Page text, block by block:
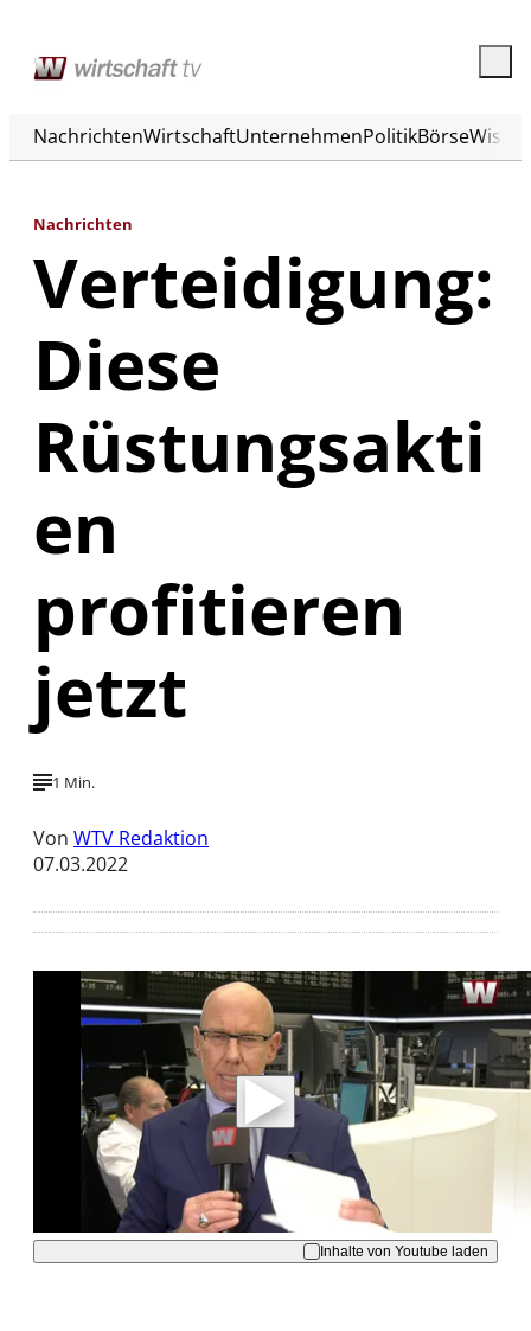
NachrichtenWirtschaftUnternehmenPolitikBörse
Nachrichten
Verteidigung:
Diese
Rüstungsakti
en
profitieren
jetzt
1 Min.
Von WTV Redaktion
07.03.2022
Mit der Wiedergabe dieses Videos werden
Daten an Youtube übertragen.
Hinweise dazu erhalten Sie in der Datenschutzerklärung
Akzeptieren
Inhalte von Youtube laden